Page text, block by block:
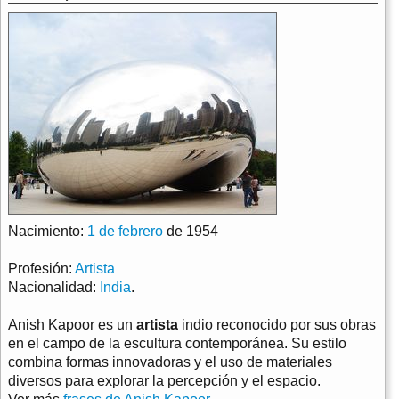
Nacimiento: 1 de febrero de 1954
Profesión: Artista
Nacionalidad: India.
Anish Kapoor es un artista indio reconocido por sus obras
en el campo de la escultura contemporánea. Su estilo
combina formas innovadoras y el uso de materiales
diversos para explorar la percepción y el espacio.